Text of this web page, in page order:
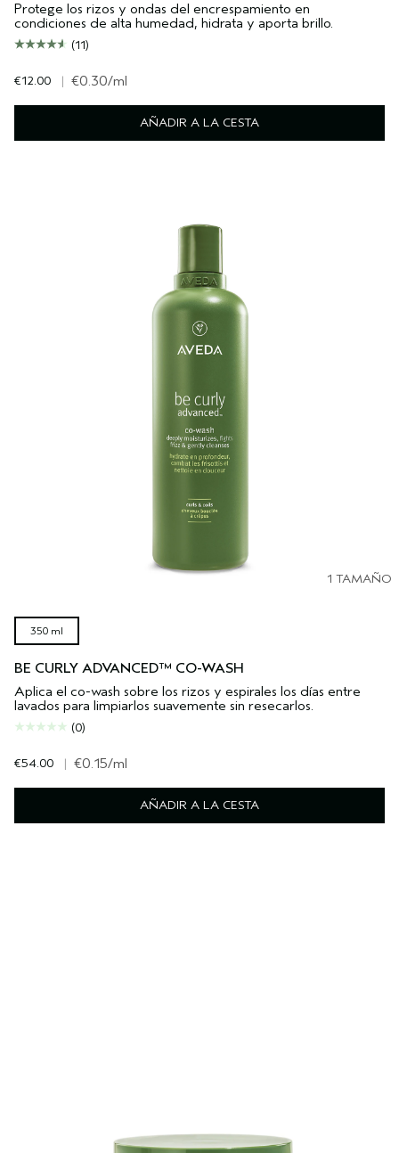
Protege los rizos y ondas del encrespamiento en
condiciones de alta humedad, hidrata y aporta brillo.
(11)
€12.00 | €0.30/ml
AÑADIR A LA CESTA
1 TAMAÑO
350 ml
BE CURLY ADVANCED™ CO-WASH
Aplica el co-wash sobre los rizos y espirales los días entre
lavados para limpiarlos suavemente sin resecarlos.
(0)
€54.00 | €0.15/ml
AÑADIR A LA CESTA